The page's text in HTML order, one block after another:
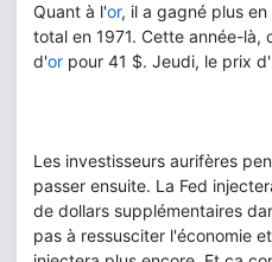
Quant à l'or, il a gagné plus
total en 1971. Cette année-là,
d'or pour 41 $. Jeudi, le prix
Les investisseurs aurifères
passer ensuite. La Fed
de dollars supplémentaires
pas à ressusciter l'économie